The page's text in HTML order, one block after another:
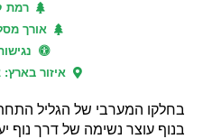
רמת
אורך
איזור בארץ:
בנוף עוצר נשימה של דרך נוף